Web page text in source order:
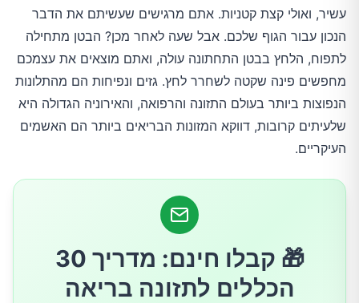
1. משפחת המצליבים: ברוקולי, כרובית וכרוב
2. בצל ושום: הטעם שעולה ביוקר
3. ארטישוק ירושלמי: "המשחרר הלאומי"
4. קטניות: שעועית, עדשים וחומוס
אז מה עושים? 6 דרכים להפחית את הנפיחות מבלי
לוותר על הבריאות
עשיר, ואולי קצת קטניות. אתם מרגישים שעשיתם את הדבר
הנכון עבור הגוף שלכם. אבל שעה לאחר מכן? הבטן מתחילה
לתפוח, הלחץ בבטן התחתונה עולה, ואתם מוצאים את עצמכם
מחפשים פינה שקטה לשחרר לחץ. גזים ונפיחות הם מהתלונות
הנפוצות ביותר בעולם התזונה והרפואה, והאירוניה הגדולה היא
שלעיתים קרובות, דווקא המזונות הבריאים ביותר הם האשמים
העיקריים.
🎁 קבלו חינם: מדריך 30
הכללים לתזונה בריאה